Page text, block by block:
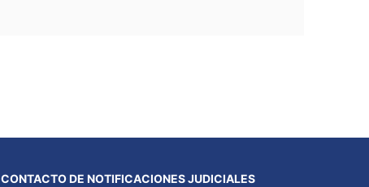
CONTACTO DE NOTIFICACIONES JUDICIALES